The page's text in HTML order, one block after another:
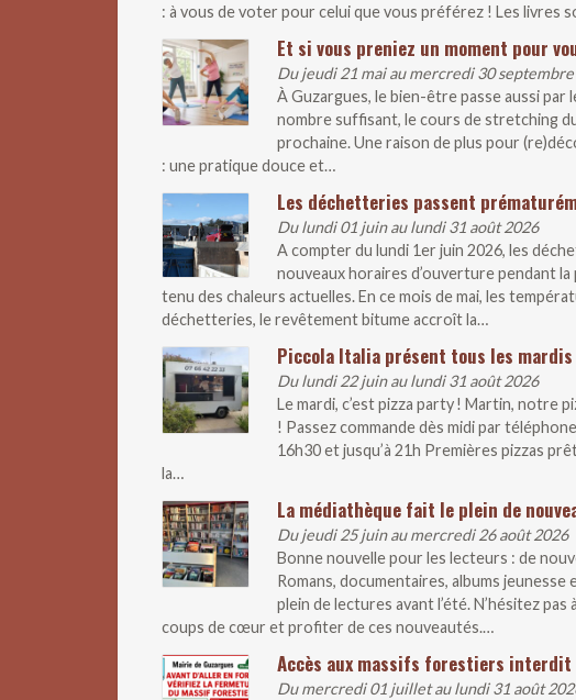
: à vous de voter pour celui que vous préférez ! Les livres
Et si vous preniez un moment pour
Du jeudi 21 mai au mercredi 30
À Guzargues, le bien-être passe aussi
nombre suffisant, le cours de stretching
prochaine. Une raison de plus pour
: une pratique douce et…
Les déchetteries passent
Du lundi 01 juin au lundi 31 août 2026
A compter du lundi 1er juin 2026, les
nouveaux horaires d’ouverture pendant
tenu des chaleurs actuelles. En ce mois de mai, les
déchetteries, le revêtement bitume accroît la…
Piccola Italia présent tous les mardis
Du lundi 22 juin au lundi 31 août 2026
Le mardi, c’est pizza party ! Martin, notre
! Passez commande dès midi par
16h30 et jusqu’à 21h Premières pizzas
la…
La médiathèque fait le plein de
Du jeudi 25 juin au mercredi 26 août 2026
Bonne nouvelle pour les lecteurs : de
Romans, documentaires, albums
plein de lectures avant l’été. N’hésitez
coups de cœur et profiter de ces nouveautés.…
Accès aux massifs forestiers interdit
Du mercredi 01 juillet au lundi 31 août